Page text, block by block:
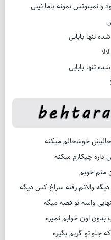
و نمیتونس بمونه باما نینی
تنها بابایی
تنها بابایی
خوشحالم میکنه
چیکارم میکنه
منم خوبم
والانم رفته سراغ کس دیگه
واسه تو قصه میگه
اون خوابم نمیره
جلو تو گریم بگیره